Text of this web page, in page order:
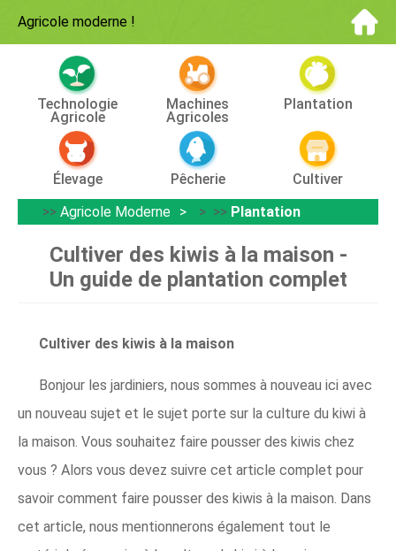
Agricole moderne !
Technologie
Agricole
Machines
Agricoles
Plantation
Élevage Pêcherie
Cultiver
>> Agricole Moderne > >> Plantation
Cultiver des kiwis à la maison -
Un guide de plantation complet
Cultiver des kiwis à la maison
Bonjour les jardiniers, nous sommes à nouveau ici avec
un nouveau sujet et le sujet porte sur la culture du kiwi à
la maison. Vous souhaitez faire pousser des kiwis chez
vous ? Alors vous devez suivre cet article complet pour
savoir comment faire pousser des kiwis à la maison. Dans
cet article, nous mentionnerons également tout le